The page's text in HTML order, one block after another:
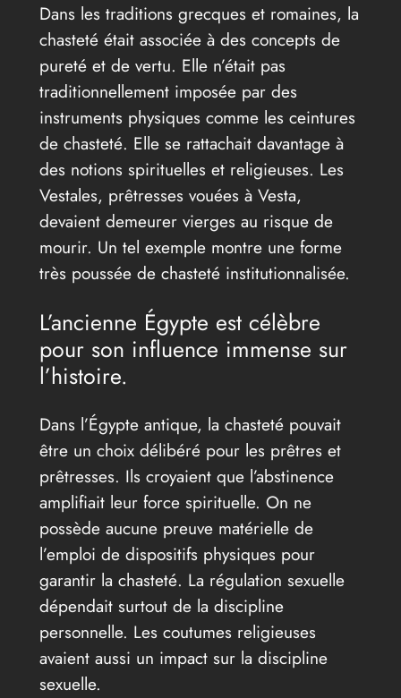
Dans les traditions grecques et romaines, la
chasteté était associée à des concepts de
pureté et de vertu. Elle n’était pas
traditionnellement imposée par des
instruments physiques comme les ceintures
de chasteté. Elle se rattachait davantage à
des notions spirituelles et religieuses. Les
Vestales, prêtresses vouées à Vesta,
devaient demeurer vierges au risque de
mourir. Un tel exemple montre une forme
très poussée de chasteté institutionnalisée.
L’ancienne Égypte est célèbre
pour son influence immense sur
l’histoire.
Dans l’Égypte antique, la chasteté pouvait
être un choix délibéré pour les prêtres et
prêtresses. Ils croyaient que l’abstinence
amplifiait leur force spirituelle. On ne
possède aucune preuve matérielle de
l’emploi de dispositifs physiques pour
garantir la chasteté. La régulation sexuelle
dépendait surtout de la discipline
personnelle. Les coutumes religieuses
avaient aussi un impact sur la discipline
sexuelle.